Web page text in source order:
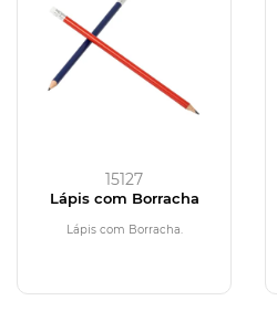
15127
Lápis com Borracha
Lápis com Borracha.